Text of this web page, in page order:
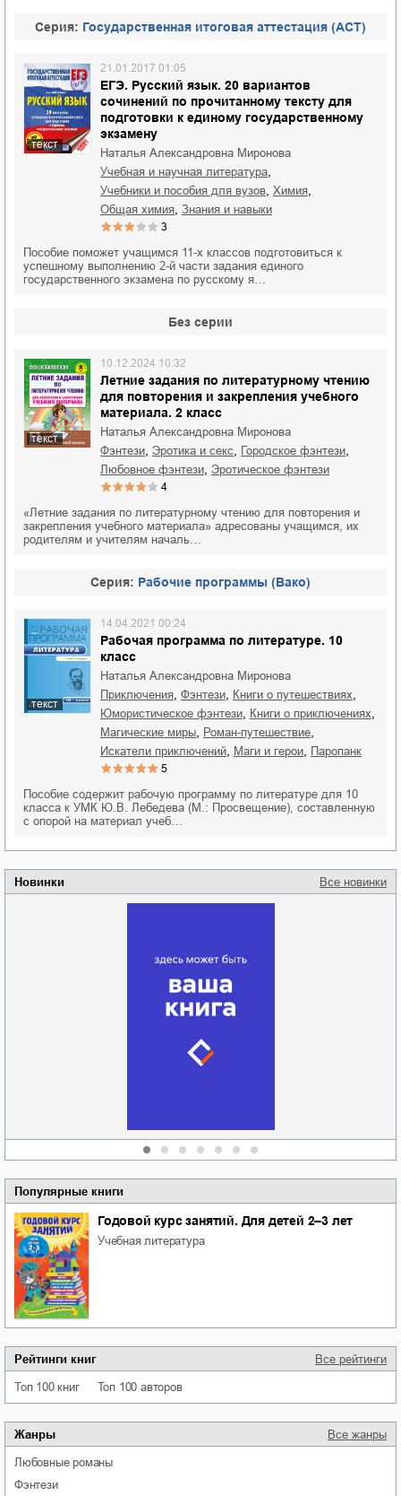
Новинки Все новинки
Популярные книги
Годовой курс занятий. Для детей 2–3 лет
учебная литература
Рейтинги книг Все рейтинги
Топ 100 книг Топ 100 авторов
Жанры Все жанры
любовные романы
фэнтези
Cерия: Государственная итоговая аттестация (АСТ)
текст
ЕГЭ. Русский язык. 20 вариантов
сочинений по прочитанному тексту для
подготовки к единому государственному
экзамену
21.01.2017 01:05
Наталья Александровна Миронова
учебная и научная литература
учебники и пособия для вузов химия
общая химия знания и навыки
3
Пособие поможет учащимся 11-х классов подготовиться к
успешному выполнению 2-й части задания единого
государственного экзамена по русскому я…
Без серии
текст
Летние задания по литературному чтению
для повторения и закрепления учебного
материала. 2 класс
10.12.2024 10:32
Наталья Александровна Миронова
фэнтези
эротика и секс городское фэнтези
любовное фэнтези эротическое фэнтези
4
«Летние задания по литературному чтению для повторения и
закрепления учебного материала» адресованы учащимся, их
родителям и учителям началь…
Cерия: Рабочие программы (Вако)
текст
Рабочая программа по литературе. 10
класс
14.04.2021 00:24
Наталья Александровна Миронова
приключения
фэнтези книги о путешествиях
юмористическое фэнтези книги о приключениях
магические миры роман-путешествие
искатели приключений маги и герои паропанк
5
Пособие содержит рабочую программу по литературе для 10
класса к УМК Ю.В. Лебедева (М.: Просвещение), составленную
с опорой на материал учеб…